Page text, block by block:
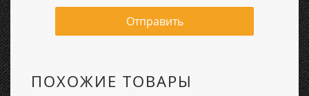
Отправить
ПОХОЖИЕ ТОВАРЫ